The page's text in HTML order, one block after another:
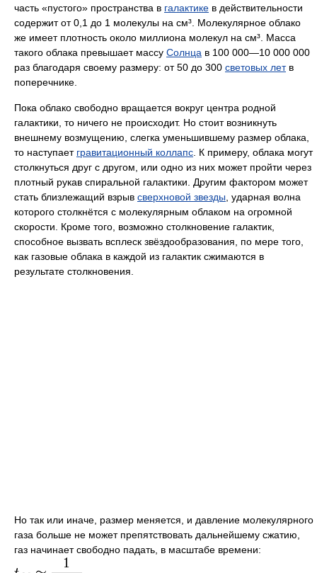
часть «пустого» пространства в галактике в действительности
содержит от 0,1 до 1 молекулы на см³. Молекулярное облако
же имеет плотность около миллиона молекул на см³. Масса
такого облака превышает массу Солнца в 100 000—10 000 000
раз благодаря своему размеру: от 50 до 300 световых летв
поперечнике.
Пока облако свободно вращается вокруг центра родной
галактики, то ничего не происходит. Но стоит возникнуть
внешнему возмущению, слегка уменьшившему размер облака,
то наступает гравитационный коллапс. К примеру, облака могут
столкнуться друг с другом, или одно из них может пройти через
плотный рукав спиральной галактики. Другим фактором может
стать близлежащий взрыв сверхновой звезды, ударная волна
которого столкнётся с молекулярным облаком на огромной
скорости. Кроме того, возможно столкновение галактик,
способное вызвать всплеск звёздообразования, по мере того,
как газовые облака в каждой из галактик сжимаются в
результате столкновения.
Но так или иначе, размер меняется, и давление молекулярного
газа больше не может препятствовать дальнейшему сжатию,
газ начинает свободно падать, в масштабе времени: